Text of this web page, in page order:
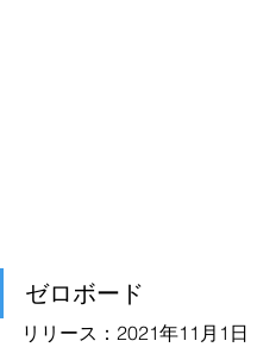
ゼロボード
リリース：2021年11月1日